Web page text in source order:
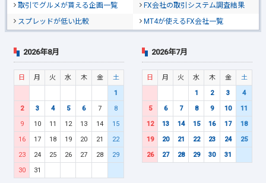
取引でグルメが貰える企画一覧
FX会社の取引システム調査結果
スプレッドが低い比較
MT4が使えるFX会社一覧
2026年8月
日 月 火 水 木 金
土
1
2
3 4 5 6 7
8
9
10 11 12 13 14
15
16
17 18 19 20 21
22
23
24 25 26 27 28
29
30
31
2026年7月
日 月 火 水 木 金
土
1
2 3
4
5
6 7 8 9 10
11
12
13 14 15 16 17
18
19
20 21 22 23 24
25
26
27 28 29 30 31